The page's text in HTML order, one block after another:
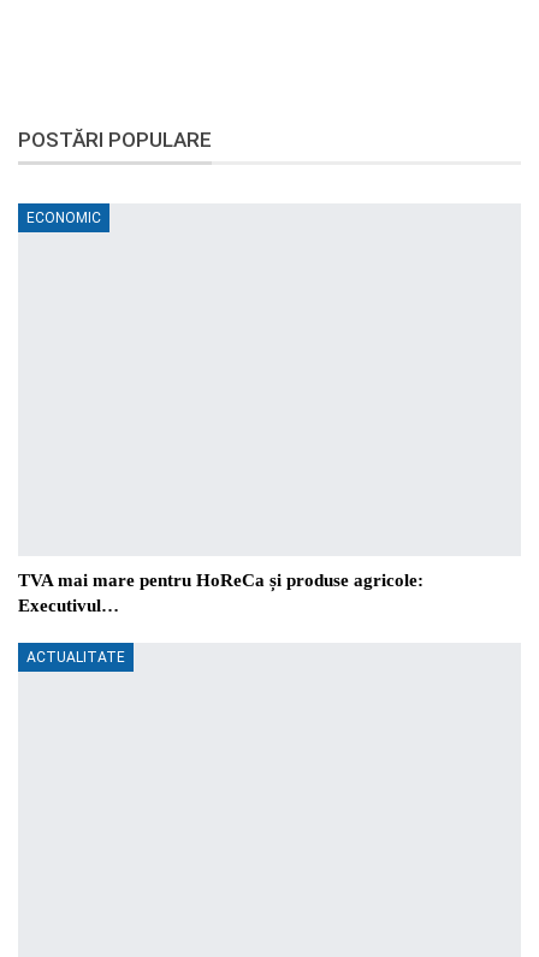
POSTĂRI POPULARE
ECONOMIC
TVA mai mare pentru HoReCa și produse agricole:
Executivul…
ACTUALITATE